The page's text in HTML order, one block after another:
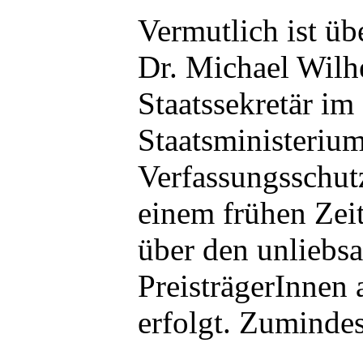
Vermutlich ist
Dr. Michael
Staatssekretär
einem frühen
über den
PreisträgerInnen
erfolgt.